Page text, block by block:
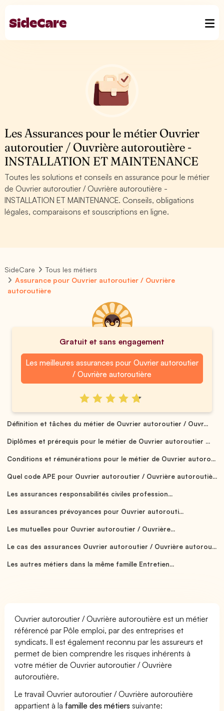
Les Assurances pour le métier Ouvrier
autoroutier / Ouvrière autoroutière -
INSTALLATION ET MAINTENANCE
Toutes les solutions et conseils en assurance pour le métier
de Ouvrier autoroutier / Ouvrière autoroutière -
INSTALLATION ET MAINTENANCE. Conseils, obligations
légales, comparaisons et souscriptions en ligne.
SideCare
Tous les métiers
Assurance pour Ouvrier autoroutier / Ouvrière
autoroutière
Gratuit et sans engagement
Les meilleures assurances pour Ouvrier autoroutier
/ Ouvrière autoroutière
Définition et tâches du métier de Ouvrier autoroutier / Ouvr...
Diplômes et prérequis pour le métier de Ouvrier autoroutier ...
Conditions et rémunérations pour le métier de Ouvrier autoro...
Quel code APE pour Ouvrier autoroutier / Ouvrière autoroutiè...
Les assurances responsabilités civiles profession...
Les assurances prévoyances pour Ouvrier autorouti...
Les mutuelles pour Ouvrier autoroutier / Ouvrière...
Le cas des assurances Ouvrier autoroutier / Ouvrière autorou...
Les autres métiers dans la même famille Entretien...
Ouvrier autoroutier / Ouvrière autoroutière est un métier
référencé par Pôle emploi, par des entreprises et
syndicats. Il est également reconnu par les assureurs et
permet de bien comprendre les risques inhérents à
votre métier de Ouvrier autoroutier / Ouvrière
autoroutière.
Le travail Ouvrier autoroutier / Ouvrière autoroutière
appartient à la famille des métiers suivante: